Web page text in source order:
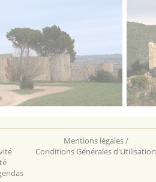
Mentions légales /
Conditions Générales d'Utilisation